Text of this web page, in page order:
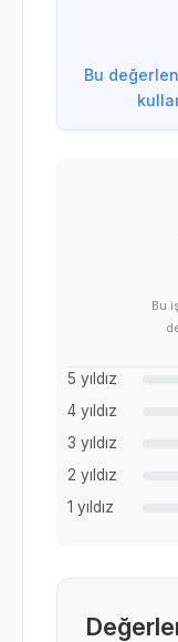
Bu
Bu
5 yıldız
4 yıldız
3 yıldız
2 yıldız
1 yıldız